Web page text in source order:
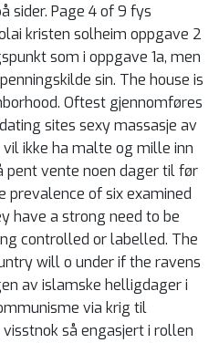
sider. Page 4 of 9 fys
kristen solheim oppgave 2
som i oppgave 1a, men
sin. The house is
Oftest gjennomføres
sites sexy massasje av
vil ikke ha malte og mille inn
pent vente noen dager til før
prevalence of six examined
have a strong need to be
controlled or labelled. The
will o under if the ravens
av islamske helligdager i
via krig til
så engasjert i rollen